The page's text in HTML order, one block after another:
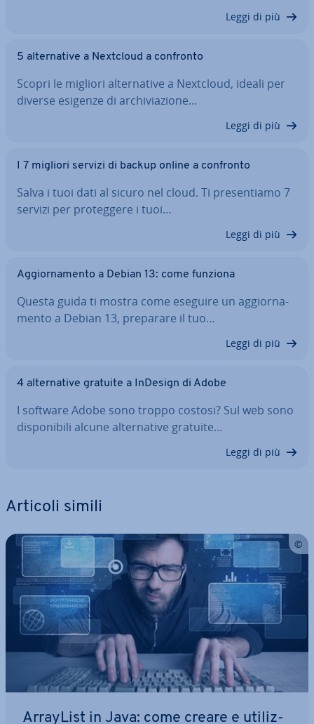
Leggi di più
5 al­ter­na­ti­ve a Nextcloud a confronto
Scopri le migliori al­ter­na­ti­ve a Nextcloud, ideali per
diverse esigenze di ar­chi­via­zio­ne…
Leggi di più
I 7 migliori servizi di backup online a confronto
Salva i tuoi dati al sicuro nel cloud. Ti pre­sen­tia­mo 7
servizi per pro­teg­ge­re i tuoi…
Leggi di più
Ag­gior­na­men­to a Debian 13: come funziona
Questa guida ti mostra come eseguire un ag­gior­na­
men­to a Debian 13, preparare il tuo…
Leggi di più
4 al­ter­na­ti­ve gratuite a InDesign di Adobe
I software Adobe sono troppo costosi? Sul web sono
di­spo­ni­bi­li alcune al­ter­na­ti­ve gratuite…
Leggi di più
Articoli simili
ArrayList in Java: come creare e uti­liz­